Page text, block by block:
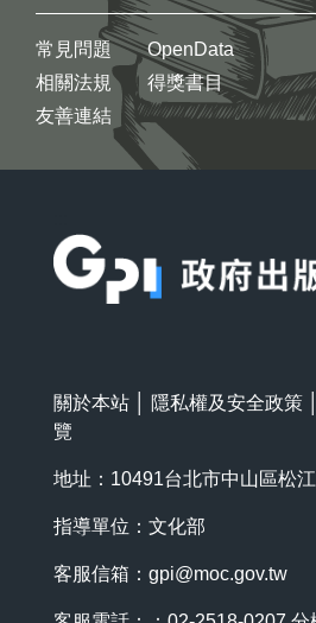
常見問題
相關法規
友善連結
OpenData
得獎書目
關於本站 隱私權及安全政策
覽
地址：10491台北市中山區松
指導單位：文化部
客服信箱： gpi@moc.gov.tw